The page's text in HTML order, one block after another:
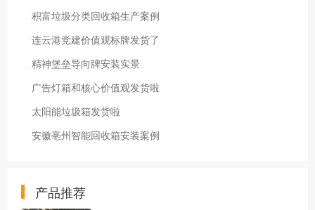
积富垃圾分类回收箱生产案例
连云港党建价值观标牌发货了
精神堡垒导向牌安装实景
广告灯箱和核心价值观发货啦
太阳能垃圾箱发货啦
安徽亳州智能回收箱安装案例
产品推荐